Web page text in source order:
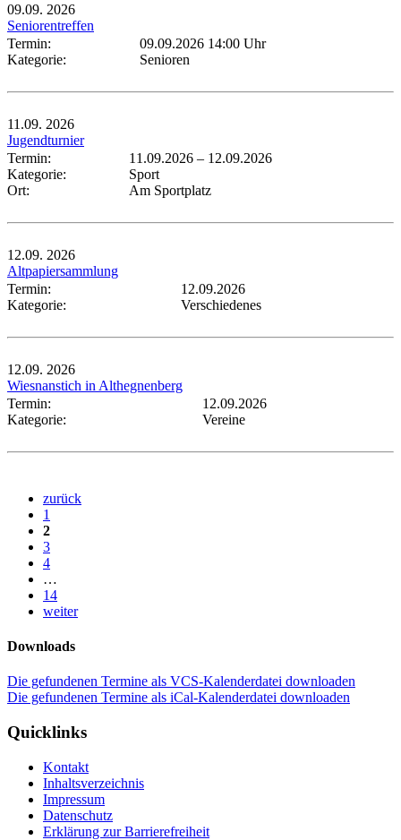
09.09. 2026
Seniorentreffen
Termin:
09.09.2026 14:00 Uhr
Kategorie:
Senioren
11.09. 2026
Jugendturnier
Termin:
11.09.2026 – 12.09.2026
Kategorie:
Sport
Ort:
Am Sportplatz
12.09. 2026
Altpapiersammlung
Termin:
12.09.2026
Kategorie:
Verschiedenes
12.09. 2026
Wiesnanstich in Althegnenberg
Termin:
12.09.2026
Kategorie:
Vereine
zurück
1
2
3
4
…
14
weiter
Downloads
Die gefundenen Termine als VCS-Kalenderdatei downloaden
Die gefundenen Termine als iCal-Kalenderdatei downloaden
Quicklinks
Kontakt
Inhaltsverzeichnis
Impressum
Datenschutz
Erklärung zur Barrierefreiheit